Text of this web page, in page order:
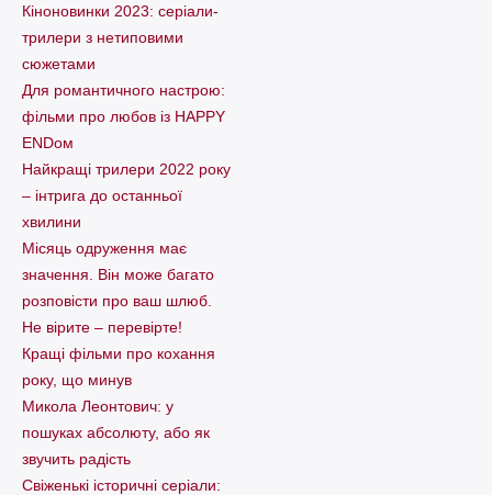
Кіноновинки 2023: серіали-
трилери з нетиповими
сюжетами
Для романтичного настрою:
фільми про любов із HAPPY
ENDом
Найкращі трилери 2022 року
– інтрига до останньої
хвилини
Місяць одруження має
значення. Він може багато
розповісти про ваш шлюб.
Не вірите – перевірте!
Кращі фільми про кохання
року, що минув
Микола Леонтович: у
пошуках абсолюту, або як
звучить радість
Свіженькі історичні серіали: